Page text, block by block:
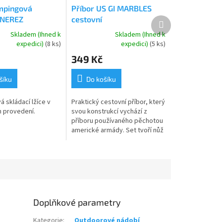
Skladem (Ihned k
expedici)(8 ks)
skládací lžíce v
provedení.
Příbor US GI MARBLES
cestovní
produktu
je
5,0
z
5
hvězdiček.
Skladem (Ihned k
expedici)(5 ks)
349 Kč
Do košíku
Praktický cestovní příbor, který
svou konstrukcí vychází z
příboru používaného pěchotou
americké armády. Set tvoří nůž
Další
produkt
Doplňkové parametry